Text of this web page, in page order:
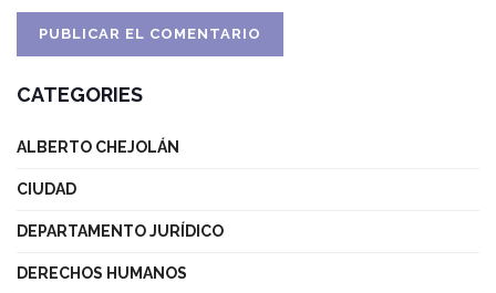
CATEGORIES
ALBERTO CHEJOLÁN
CIUDAD
DEPARTAMENTO JURÍDICO
DERECHOS HUMANOS